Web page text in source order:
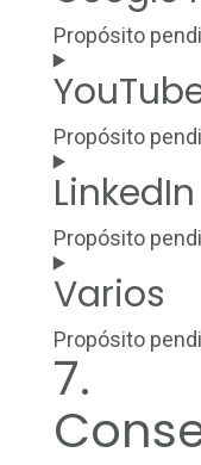
service
google-
fonts
Propósito
Consent
to
service
google-
maps
Propósito
Consent
to
service
youtube
LinkedIn
Propósito
Consent
to
service
linkedin
Varios
Propósito
Consent
to
service
varios
7.